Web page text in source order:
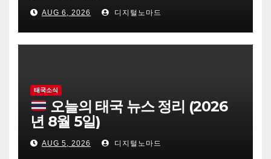
AUG 6, 2026 디지털노마드
태국소식
오늘의 태국 뉴스 정리 (2026
년 8월 5일)
AUG 5, 2026 디지털노마드